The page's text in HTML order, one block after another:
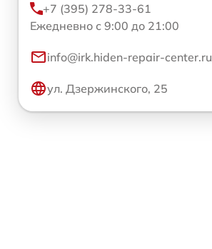
+7 (395) 278-33-61
Ежедневно с 9:00 до 21:00
info@irk.hiden-repair-center.ru
ул. Дзержинского, 25